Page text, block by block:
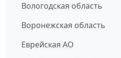
Вологодская область
Воронежская область
Еврейская АО